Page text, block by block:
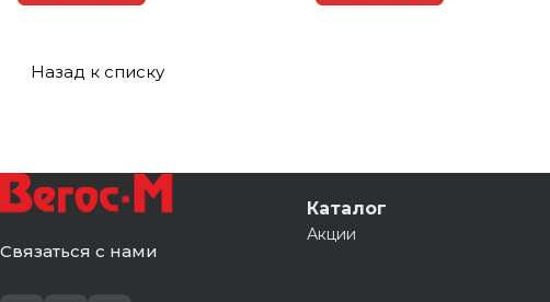
Назад к списку
Связаться с нами
Каталог
Акции